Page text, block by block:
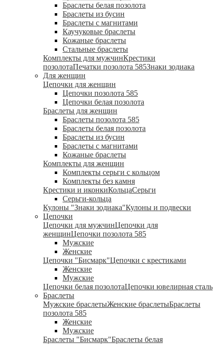
Браслеты белая позолота
Браслеты из бусин
Браслеты с магнитами
Каучуковые браслеты
Кожаные браслеты
Стальные браслеты
Комплекты для мужчинКрестики
позолотаПечатки позолота 585Знаки зодиака
Для женщин
Цепочки для женщин
Цепочки позолота 585
Цепочки белая позолота
Браслеты для женщин
Браслеты позолота 585
Браслеты белая позолота
Браслеты из бусин
Браслеты с магнитами
Кожаные браслеты
Комплекты для женщин
Комплекты серьги с кольцом
Комплекты без камня
Крестики и иконкиКольцаСерьги
Серьги-кольца
Кулоны "Знаки зодиака"Кулоны и подвески
Цепочки
Цепочки для мужчинЦепочки для
женщинЦепочки позолота 585
Мужские
Женские
Цепочки "Бисмарк"Цепочки с крестиками
Женские
Мужские
Цепочки белая позолотаЦепочки ювелирная сталь
Браслеты
Мужские браслетыЖенские браслетыБраслеты
позолота 585
Женские
Мужские
Браслеты "Бисмарк"Браслеты белая